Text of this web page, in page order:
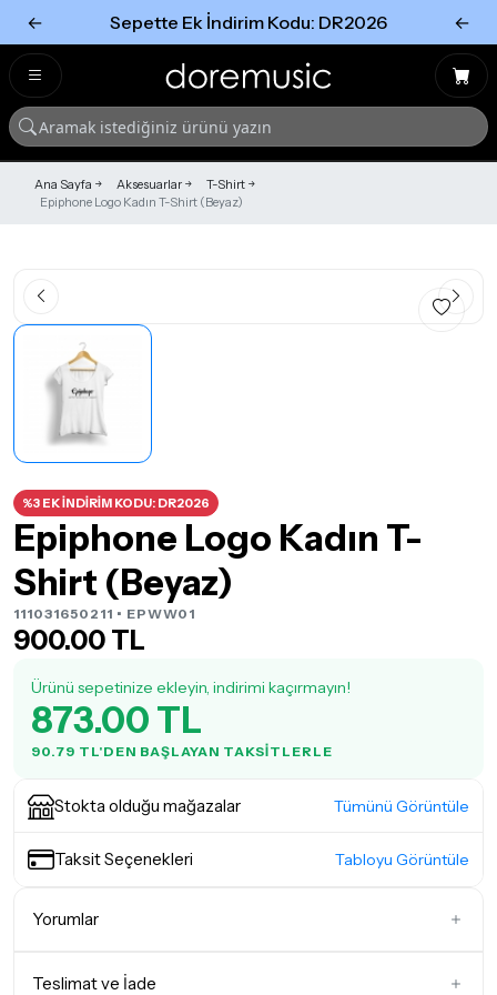
← Sepette Ek İndirim Kodu: DR2026 ←
Ana Sayfa Aksesuarlar
T-Shirt
Epiphone Logo Kadın T-Shirt (Beyaz)
%3 EK İNDİRİM KODU: DR2026
Epiphone Logo Kadın T-
Shirt (Beyaz)
111031650211 • EPWW01
900.00 TL
Ürünü sepetinize ekleyin, indirimi kaçırmayın!
873.00 TL
90.79 TL'DEN BAŞLAYAN TAKSITLERLE
Stokta olduğu mağazalar Tümünü Görüntüle
Taksit Seçenekleri Tabloyu Görüntüle
Yorumlar
Teslimat ve İade
Tümünü Gör
Tümünü gör